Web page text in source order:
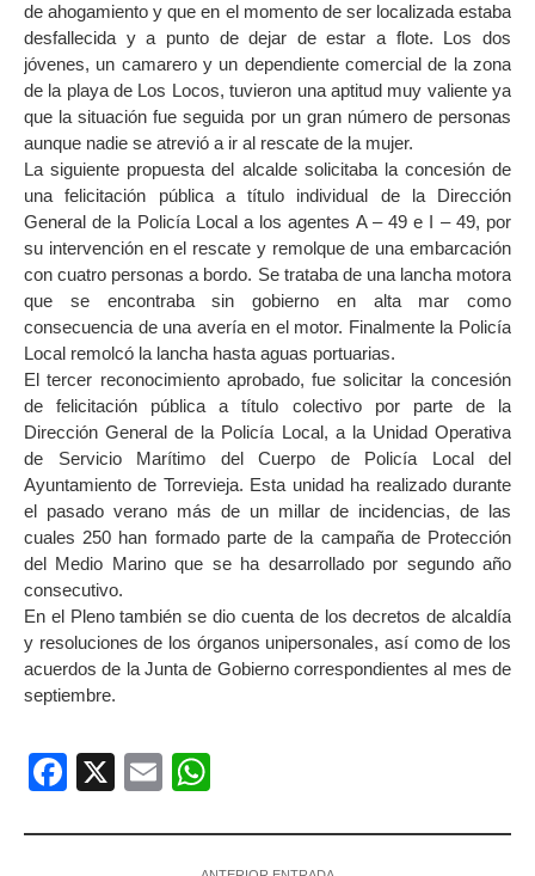
de ahogamiento y que en el momento de ser localizada estaba
desfallecida y a punto de dejar de estar a flote. Los dos
jóvenes, un camarero y un dependiente comercial de la zona
de la playa de Los Locos, tuvieron una aptitud muy valiente ya
que la situación fue seguida por un gran número de personas
aunque nadie se atrevió a ir al rescate de la mujer.
La siguiente propuesta del alcalde solicitaba la concesión de
una felicitación pública a título individual de la Dirección
General de la Policía Local a los agentes A – 49 e I – 49, por
su intervención en el rescate y remolque de una embarcación
con cuatro personas a bordo. Se trataba de una lancha motora
que se encontraba sin gobierno en alta mar como
consecuencia de una avería en el motor. Finalmente la Policía
Local remolcó la lancha hasta aguas portuarias.
El tercer reconocimiento aprobado, fue solicitar la concesión
de felicitación pública a título colectivo por parte de la
Dirección General de la Policía Local, a la Unidad Operativa
de Servicio Marítimo del Cuerpo de Policía Local del
Ayuntamiento de Torrevieja. Esta unidad ha realizado durante
el pasado verano más de un millar de incidencias, de las
cuales 250 han formado parte de la campaña de Protección
del Medio Marino que se ha desarrollado por segundo año
consecutivo.
En el Pleno también se dio cuenta de los decretos de alcaldía
y resoluciones de los órganos unipersonales, así como de los
acuerdos de la Junta de Gobierno correspondientes al mes de
septiembre.
Facebook
X Email